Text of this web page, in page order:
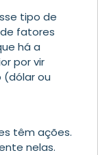
tipo de
fatores
há a
por vir
ou
têm ações.
nelas.